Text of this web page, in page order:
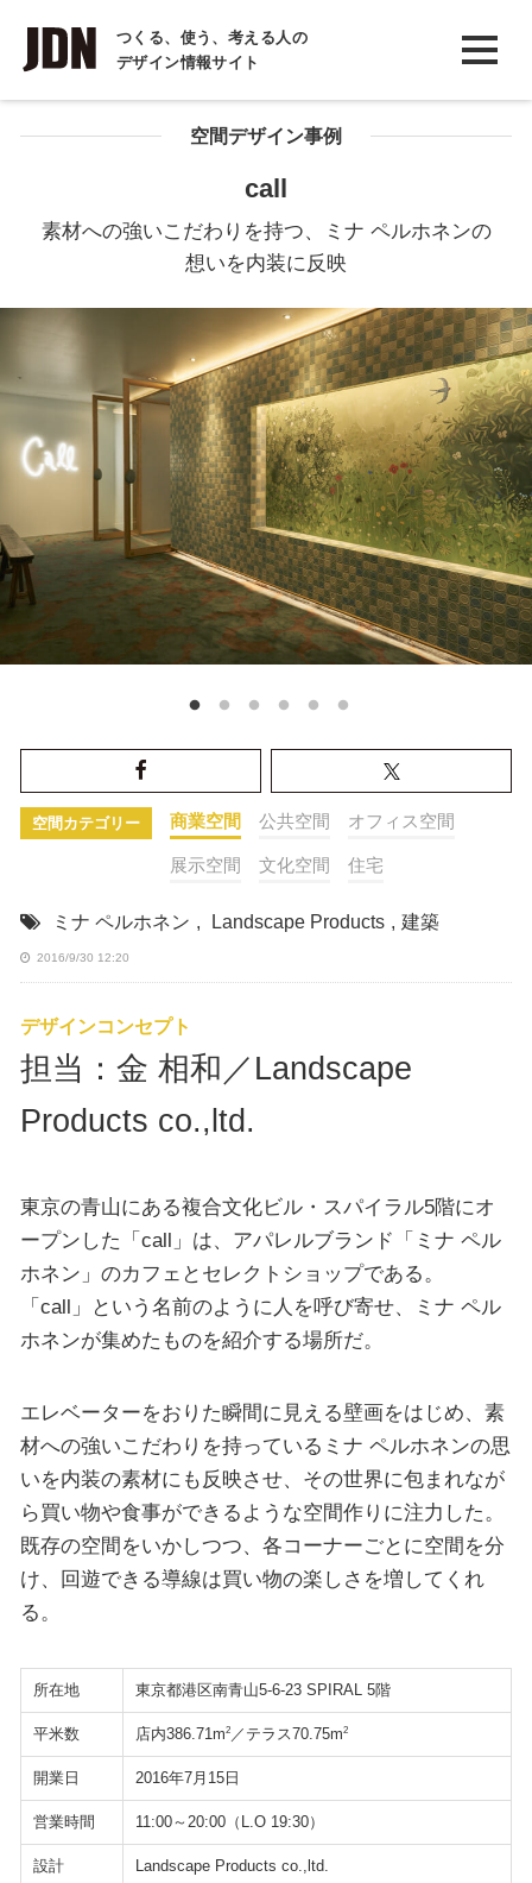
つくる、使う、考える人の
デザイン情報サイト
INTERVIEW
インタビュー
REPORT
COLUMN
空間デザイン事例
call
素材への強いこだわりを持つ、ミナ ペルホネンの
想いを内装に反映
空間カテゴリー 商業空間 公共空間 オフィス空間
展示空間 文化空間 住宅
ミナ ペルホネン , Landscape Products , 建築
2016/9/30 12:20
デザインコンセプト
担当：金 相和／Landscape
Products co.,ltd.
東京の青山にある複合文化ビル・スパイラル5階にオ
ープンした「call」は、アパレルブランド「ミナ ペル
ホネン」のカフェとセレクトショップである。
「call」という名前のように人を呼び寄せ、ミナ ペル
ホネンが集めたものを紹介する場所だ。
エレベーターをおりた瞬間に見える壁画をはじめ、素
材への強いこだわりを持っているミナ ペルホネンの思
いを内装の素材にも反映させ、その世界に包まれなが
ら買い物や食事ができるような空間作りに注力した。
既存の空間をいかしつつ、各コーナーごとに空間を分
け、回遊できる導線は買い物の楽しさを増してくれ
る。
所在地 東京都港区南青山5-6-23 SPIRAL 5階
平米数 店内386.71m2／テラス70.75m2
開業日 2016年7月15日
営業時間 11:00～20:00（L.O 19:30）
設計 Landscape Products co.,ltd.